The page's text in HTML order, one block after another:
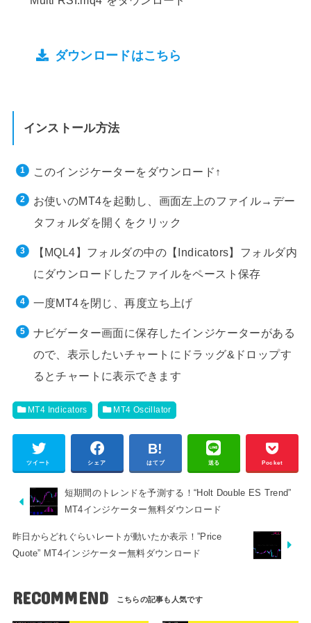
ダウンロードはこちら
インストール方法
このインジケーターをダウンロード↑
お使いのMT4を起動し、画面左上のファイル→デー
タフォルダを開くをクリック
【MQL4】フォルダの中の【Indicators】フォルダ内
にダウンロードしたファイルをペースト保存
一度MT4を閉じ、再度立ち上げ
ナビゲーター画面に保存したインジケーターがある
ので、表示したいチャートにドラッグ&ドロップす
るとチャートに表示できます
MT4 Indicators MT4 Oscillator
ツイート シェア はてブ 送る Pocket
短期間のトレンドを予測する！“Holt Double ES Trend”
MT4インジケーター無料ダウンロード
昨日からどれぐらいレートが動いたか表示！”Price
Quote” MT4インジケーター無料ダウンロード
RECOMMEND